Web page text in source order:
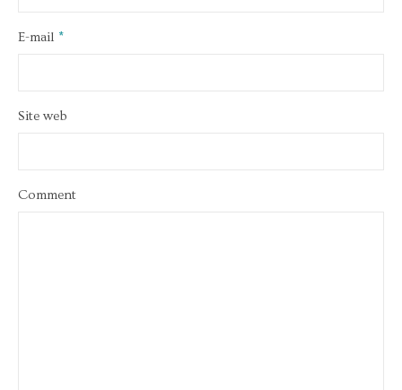
E-mail *
Site web
Comment